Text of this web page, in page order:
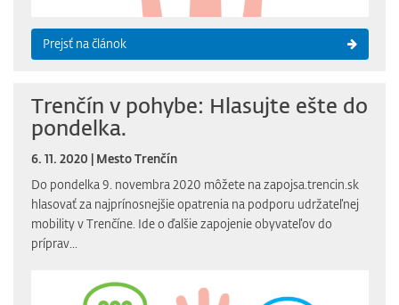
Prejsť na článok
Trenčín v pohybe: Hlasujte ešte do
pondelka.
6. 11. 2020 | Mesto Trenčín
Do pondelka 9. novembra 2020 môžete na zapojsa.trencin.sk
hlasovať za najprínosnejšie opatrenia na podporu udržateľnej
mobility v Trenčíne. Ide o ďalšie zapojenie obyvateľov do
príprav...